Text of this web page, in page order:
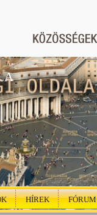
HÍREK FÓRUM